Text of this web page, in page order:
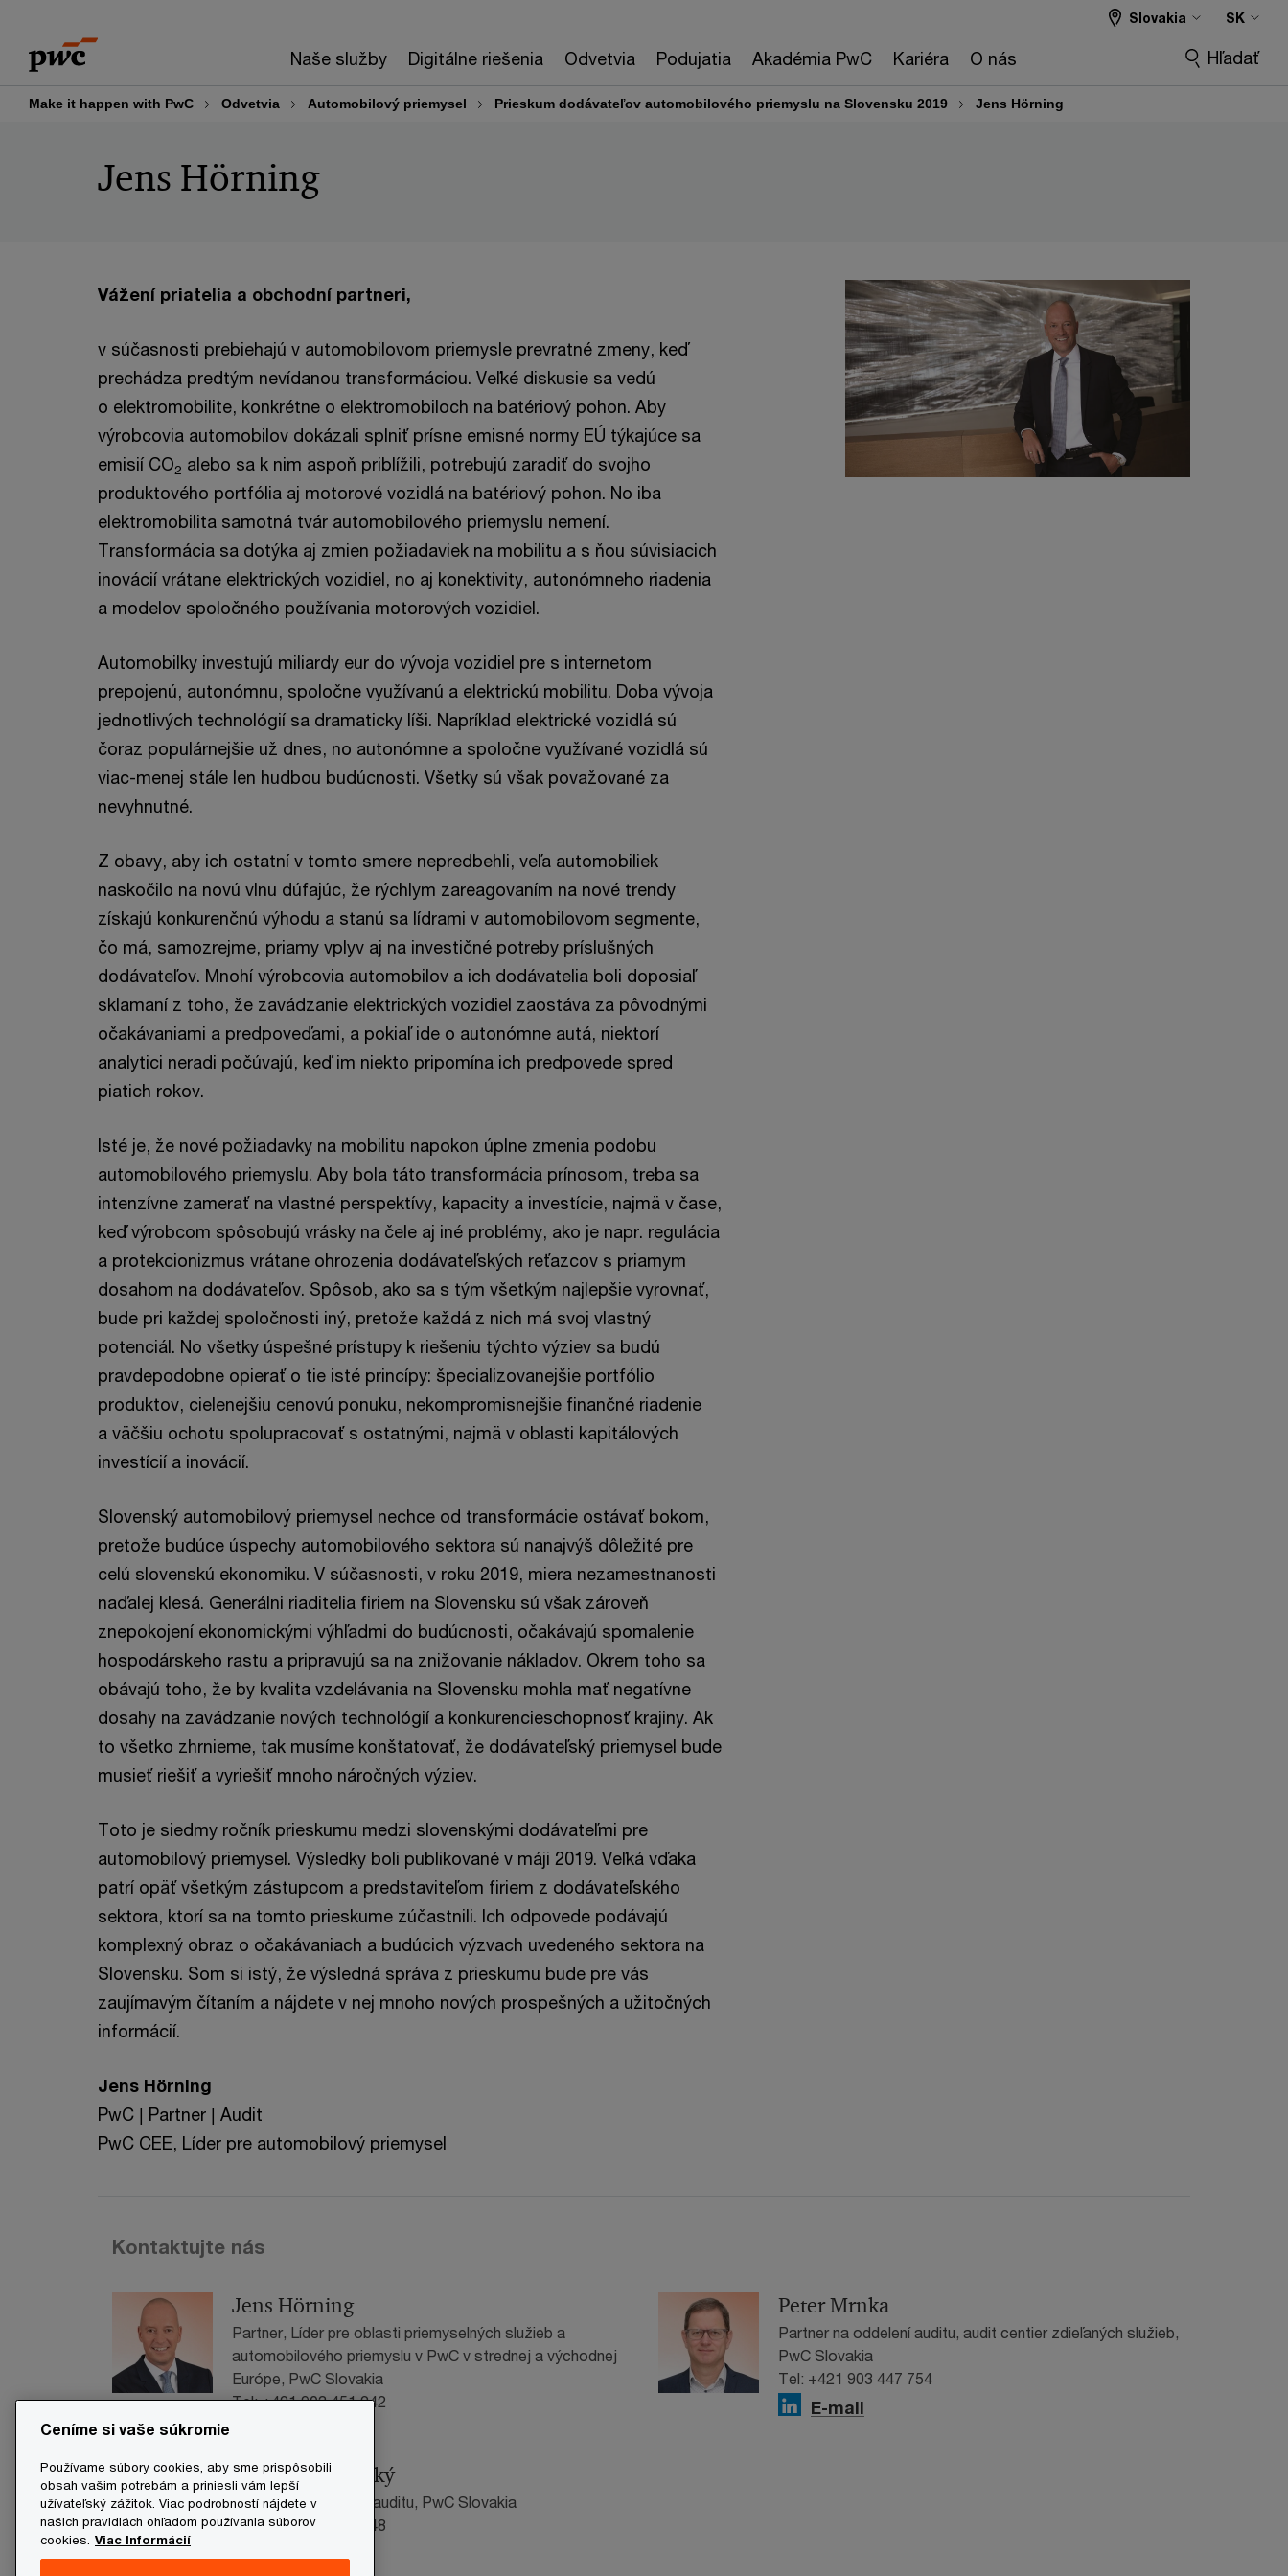
content
footer
Naše služby Digitálne riešenia Odvetvia Podujatia Akadémia PwC Kariéra O nás
Slovakia SK
Hľadať
Make it happen with PwC Odvetvia Automobilový priemysel Prieskum dodávateľov automobilového priemyslu na Slovensku 2019 Jens Hörning
Jens Hörning
Vážení priatelia a obchodní partneri,
v súčasnosti prebiehajú v automobilovom priemysle prevratné zmeny, keď
prechádza predtým nevídanou transformáciou. Veľké diskusie sa vedú
o elektromobilite, konkrétne o elektromobiloch na batériový pohon. Aby
výrobcovia automobilov dokázali splniť prísne emisné normy EÚ týkajúce sa
emisií CO2 alebo sa k nim aspoň priblížili, potrebujú zaradiť do svojho
produktového portfólia aj motorové vozidlá na batériový pohon. No iba
elektromobilita samotná tvár automobilového priemyslu nemení.
Transformácia sa dotýka aj zmien požiadaviek na mobilitu a s ňou súvisiacich
inovácií vrátane elektrických vozidiel, no aj konektivity, autonómneho riadenia
a modelov spoločného používania motorových vozidiel.
Automobilky investujú miliardy eur do vývoja vozidiel pre s internetom
prepojenú, autonómnu, spoločne využívanú a elektrickú mobilitu. Doba vývoja
jednotlivých technológií sa dramaticky líši. Napríklad elektrické vozidlá sú
čoraz populárnejšie už dnes, no autonómne a spoločne využívané vozidlá sú
viac-menej stále len hudbou budúcnosti. Všetky sú však považované za
nevyhnutné.
Z obavy, aby ich ostatní v tomto smere nepredbehli, veľa automobiliek
naskočilo na novú vlnu dúfajúc, že rýchlym zareagovaním na nové trendy
získajú konkurenčnú výhodu a stanú sa lídrami v automobilovom segmente,
čo má, samozrejme, priamy vplyv aj na investičné potreby príslušných
dodávateľov. Mnohí výrobcovia automobilov a ich dodávatelia boli doposiaľ
sklamaní z toho, že zavádzanie elektrických vozidiel zaostáva za pôvodnými
očakávaniami a predpoveďami, a pokiaľ ide o autonómne autá, niektorí
analytici neradi počúvajú, keď im niekto pripomína ich predpovede spred
piatich rokov.
Isté je, že nové požiadavky na mobilitu napokon úplne zmenia podobu
automobilového priemyslu. Aby bola táto transformácia prínosom, treba sa
intenzívne zamerať na vlastné perspektívy, kapacity a investície, najmä v čase,
keď výrobcom spôsobujú vrásky na čele aj iné problémy, ako je napr. regulácia
a protekcionizmus vrátane ohrozenia dodávateľských reťazcov s priamym
dosahom na dodávateľov. Spôsob, ako sa s tým všetkým najlepšie vyrovnať,
bude pri každej spoločnosti iný, pretože každá z nich má svoj vlastný
potenciál. No všetky úspešné prístupy k riešeniu týchto výziev sa budú
pravdepodobne opierať o tie isté princípy: špecializovanejšie portfólio
produktov, cielenejšiu cenovú ponuku, nekompromisnejšie finančné riadenie
a väčšiu ochotu spolupracovať s ostatnými, najmä v oblasti kapitálových
investícií a inovácií.
Slovenský automobilový priemysel nechce od transformácie ostávať bokom,
pretože budúce úspechy automobilového sektora sú nanajvýš dôležité pre
celú slovenskú ekonomiku. V súčasnosti, v roku 2019, miera nezamestnanosti
naďalej klesá. Generálni riaditelia firiem na Slovensku sú však zároveň
znepokojení ekonomickými výhľadmi do budúcnosti, očakávajú spomalenie
hospodárskeho rastu a pripravujú sa na znižovanie nákladov. Okrem toho sa
obávajú toho, že by kvalita vzdelávania na Slovensku mohla mať negatívne
dosahy na zavádzanie nových technológií a konkurencieschopnosť krajiny. Ak
to všetko zhrnieme, tak musíme konštatovať, že dodávateľský priemysel bude
musieť riešiť a vyriešiť mnoho náročných výziev.
Toto je siedmy ročník prieskumu medzi slovenskými dodávateľmi pre
automobilový priemysel. Výsledky boli publikované v máji 2019. Veľká vďaka
patrí opäť všetkým zástupcom a predstaviteľom firiem z dodávateľského
sektora, ktorí sa na tomto prieskume zúčastnili. Ich odpovede podávajú
komplexný obraz o očakávaniach a budúcich výzvach uvedeného sektora na
Slovensku. Som si istý, že výsledná správa z prieskumu bude pre vás
zaujímavým čítaním a nájdete v nej mnoho nových prospešných a užitočných
informácií.
Jens Hörning
PwC | Partner | Audit
PwC CEE, Líder pre automobilový priemysel
Kontaktujte nás
Jens Hörning
Partner, Líder pre oblasti priemyselných služieb a
automobilového priemyslu v PwC v strednej a východnej
Európe, PwC Slovakia
Tel: +421 903 451 242
Peter Mrnka
Partner na oddelení auditu, audit centier zdieľaných služieb,
PwC Slovakia
Tel: +421 903 447 754
E-mail
Marián Vrchovský
Direktor na oddelení auditu, PwC Slovakia
Tel: +421 911 357 148
E-mail
Ceníme si vaše súkromie
Používame súbory cookies, aby sme prispôsobili
obsah vašim potrebám a priniesli vám lepší
užívateľský zážitok. Viac podrobností nájdete v
našich pravidlách ohľadom používania súborov
cookies. Viac Informácií